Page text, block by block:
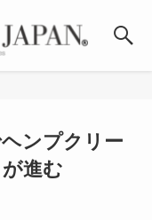
ンプクリー
進む